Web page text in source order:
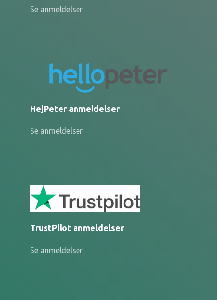
Se anmeldelser
HejPeter anmeldelser
Se anmeldelser
TrustPilot anmeldelser
Se anmeldelser